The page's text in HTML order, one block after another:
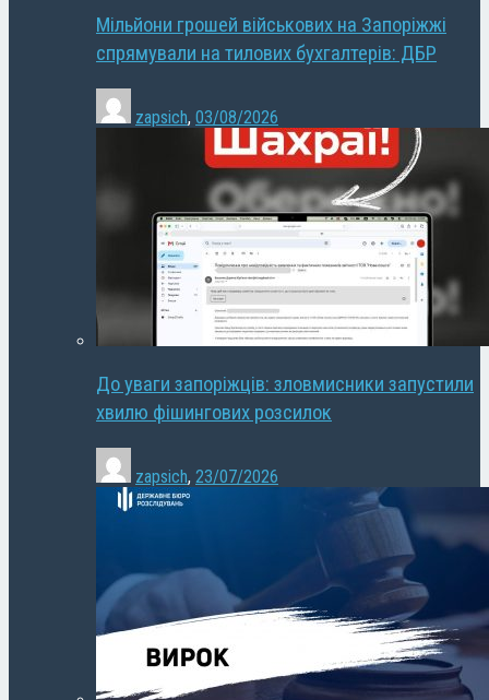
Мільйони грошей військових на Запоріжжі
спрямували на тилових бухгалтерів: ДБР
zapsich, 03/08/2026
До уваги запоріжців: зловмисники запустили
хвилю фішингових розсилок
zapsich, 23/07/2026